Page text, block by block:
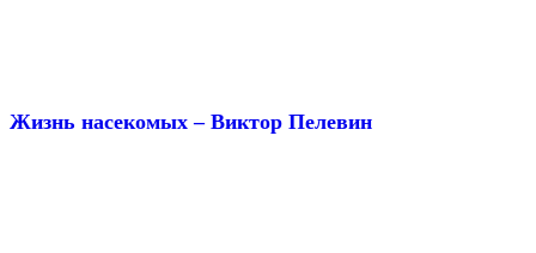
Жизнь насекомых – Виктор Пелевин